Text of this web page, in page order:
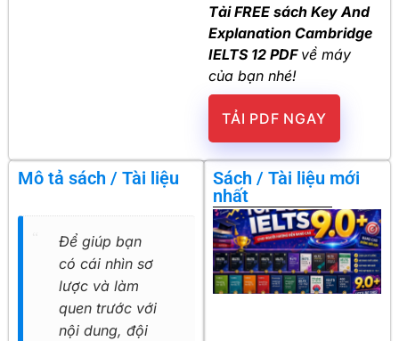
Tải FREE sách Key And
Explanation Cambridge
IELTS 12 PDF về máy
của bạn nhé!
TẢI PDF NGAY
Mô tả sách / Tài liệu
Để giúp bạn
có cái nhìn sơ
lược và làm
quen trước với
nội dung, đội
Sách / Tài liệu mới
nhất